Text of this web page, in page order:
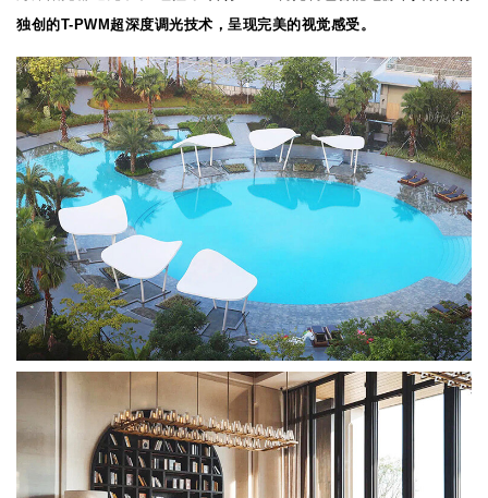
独创的T-PWM超深度调光技术，呈现完美的视觉感受。